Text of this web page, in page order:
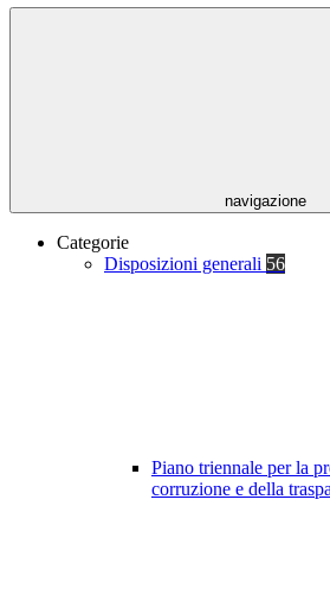
navigazione
Categorie
Disposizioni generali 56
Piano triennale per la
corruzione e della